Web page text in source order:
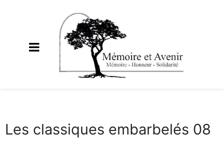
Les classiques embarbelés 08